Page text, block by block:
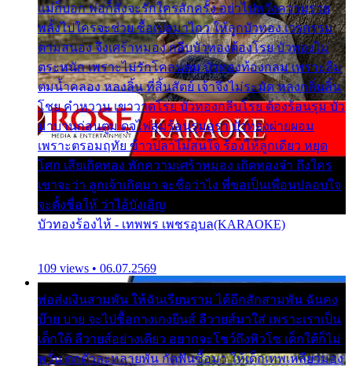
แม่ก็บอก พ่อก็สั่งจะรักใครสักครั้ง อย่าไปหวังความรวย
พลั้งไปใครจะช่วย ซื้อเปลมาไกว ให้ลูกบัวทอง เวรกรรม
ตามสนอง จึงเศร้าหมอง กลีบบัวทองต้องโรย บัวทองไม่
ตระหนัก เพราะไม่รักโคลนตม บัวทองท้องกลม เพราะลืม
ตมน้ำคลอง หลงลิ้น ที่สิ้นสัตย์ เจ้าจึงไม่ระมัด หลงกลิ่นลิ้น
โชย คำหวาน เขาวาดโรย บัวทองกลีบโรย ต้องร้อนรุม บัว
มาบานก่อนตูม ดุจไฟสุมร้อนรุมอุรา บัวทองผ่ายผอม
เพราะตรอมฤทัย ข้าวปลาไม่สนใจ ร้องไห้ลูกเดียว หยุด
โศก เสียเถิดทอง พักความเศร้าหมอง เถิดทองจ๋า ถึงใคร
เขาจะว่า ลูกเจ้าเกิดมา จะชื่อว่าไง พี่ขอเป็นเพื่อนปลอบใจ
จะตั้งชื่อให้ ว่าไอ้บังเอิญ
บัวทองร้องไห้ - เทพพร เพชรอุบล(KARAOKE)
109 views • 06.07.2569
พ่อส่งเงินสามพัน ให้ฉันเรียนราม ได้อีกสักสามพัน ฉันคง
บ๊าย บาย จะไปซื้อกางเกงยีนส์ ลีวายส์มาใส่ เพราะเราเป็น
เด็กใต้ ลีวายส์อย่างเดียว อยากจะโชว์ถึงหิวโซ เด็กใต้ก็ไม่
หวั่น ตกตัวละหลายพัน กัดฟันซื้อมา ให้เด็กเทพเหลียวมอง